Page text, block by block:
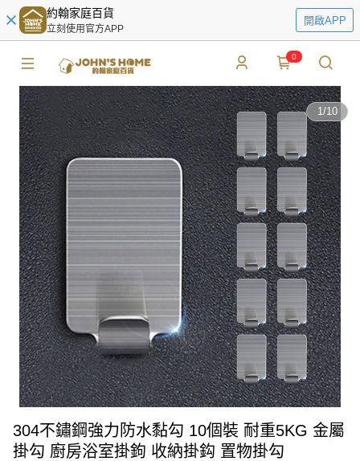
約翰家庭百貨
立刻使用官方APP
開啟APP
0
1/10
304不鏽鋼強力防水黏勾 10個裝 耐重5KG 金屬
掛勾 廚房浴室掛鉤 收納掛鈎 置物掛勾